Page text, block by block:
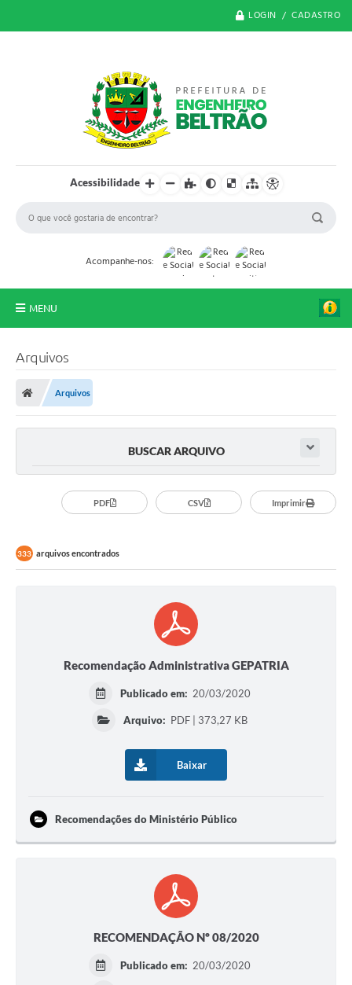
LOGIN / CADASTRO
Acessibilidade
Acompanhe-nos:
MENU
Legislação
Secretarias
Arquivos para Download
Links
Arquivos
Arquivos
BUSCAR ARQUIVO
PDF CSV Imprimir
333 arquivos encontrados
Recomendação Administrativa GEPATRIA
Publicado em: 20/03/2020
Arquivo: PDF | 373,27 KB
Baixar
Recomendações do Ministério Público
RECOMENDAÇÃO Nº 08/2020
Publicado em: 20/03/2020